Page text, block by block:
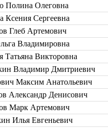
Полина Олеговна
Ксения Сергеевна
Глеб Артемович
Владимировна
Татьяна Викторовна
Владимир Дмитриевич
Максим Анатольевич
Александр Денисович
Марк Артемович
Илья Евгеньевич